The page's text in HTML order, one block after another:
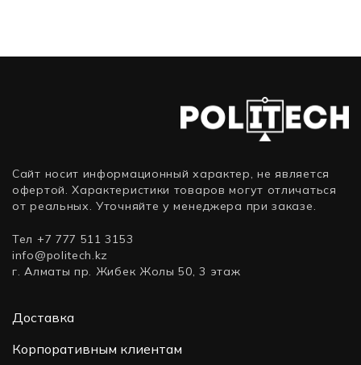
дюйма,
SATA)
Сайт носит информационный характер, не является
офертой. Характеристики товаров могут отличаться
от реальных. Уточняйте у менеджера при заказе.
Тел +7 777 511 3153
info@politech.kz
г. Алматы пр. Жибек Жолы 50, 3 этаж
Доставка
Корпоративным клиентам